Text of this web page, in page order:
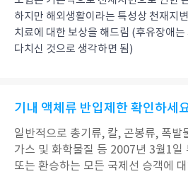
하지만 해외생활이라는 특성상 천재지
치료에 대한 보상을 해드림 (후유장애
다치신 것으로 생각하면 됨)
기내 액체류 반입제한 확인하세
일반적으로 총기류, 칼, 곤봉류, 폭발
가스 및 화학물질 등 2007년 3월1일
또는 환승하는 모든 국제선 승객에